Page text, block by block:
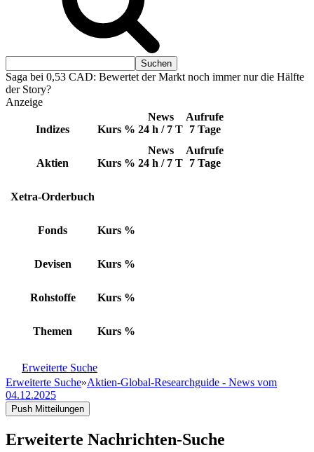
Saga bei 0,53 CAD: Bewertet der Markt noch immer nur die Hälfte
der Story?
Anzeige
Indizes Kurs %
News
24 h / 7 T
Aufrufe
7 Tage
Aktien Kurs %
News
24 h / 7 T
Aufrufe
7 Tage
Xetra-Orderbuch
Fonds Kurs %
Devisen Kurs %
Rohstoffe Kurs %
Themen Kurs %
Erweiterte Suche
Erweiterte Suche»Aktien-Global-Researchguide - News vom
04.12.2025
Push Mitteilungen
Erweiterte Nachrichten-Suche